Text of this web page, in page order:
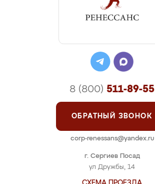
г. Сергиев Посад
ул Дружбы, 14
8 (800) 511-89-55
ОБРАТНЫЙ ЗВОНОК
corp-renessans@yandex.ru